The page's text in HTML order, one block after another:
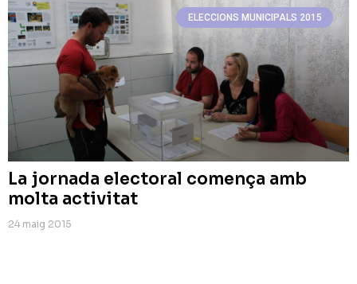
ELECCIONS MUNICIPALS 2015
La jornada electoral comença amb
molta activitat
24 maig 2015